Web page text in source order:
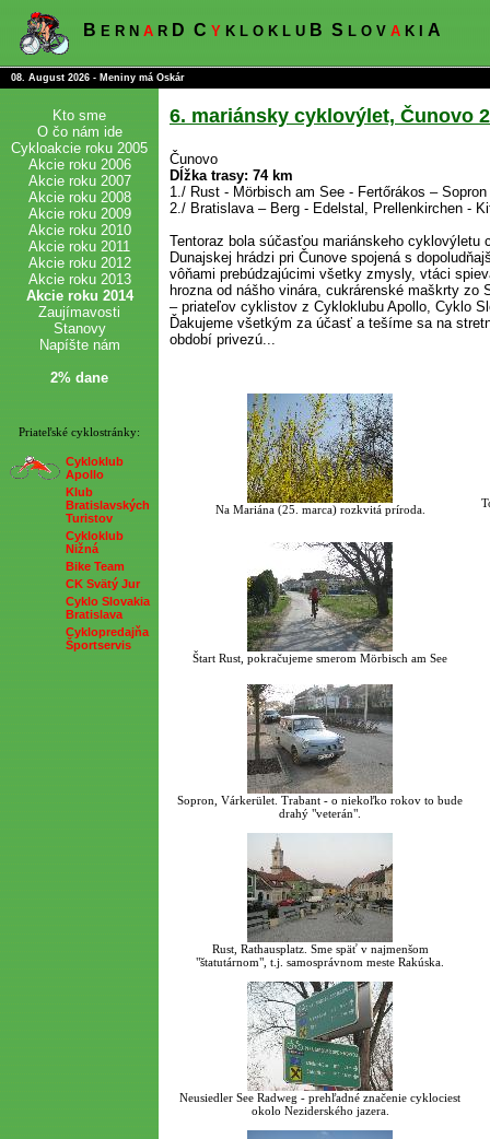
B E R N A R D C Y K L O K L U B S L O V A K I A
08. August 2026 - Meniny má Oskár
Kto sme
O čo nám ide
Cykloakcie roku 2005
Akcie roku 2006
Akcie roku 2007
Akcie roku 2008
Akcie roku 2009
Akcie roku 2010
Akcie roku 2011
Akcie roku 2012
Akcie roku 2013
Akcie roku 2014
Zaujímavosti
Stanovy
Napíšte nám
2% dane
Priateľské cyklostránky:
Cykloklub
Apollo
Klub
Bratislavských
Turistov
Cykloklub
Nižná
Bike Team
CK Svätý Jur
Cyklo Slovakia
Bratislava
Cyklopredajňa
Športservis
6. mariánsky cyklovýlet, Čunovo
Čunovo
Dĺžka trasy: 74 km
1./ Rust - Mörbisch am See - Fertőrákos –
2./ Bratislava – Berg - Edelstal, Prellenkirchen -
Tentoraz bola súčasťou mariánskeho
Dunajskej hrádzi pri Čunove spojená s
vôňami prebúdzajúcimi všetky zmysly, vtáci
hrozna od nášho vinára, cukrárenské maškrty
– priateľov cyklistov z Cykloklubu Apollo, Cyklo
Ďakujeme všetkým za účasť a tešíme sa na
období privezú...
Na Mariána (25. marca) rozkvitá príroda.
Štart Rust, pokračujeme smerom Mörbisch am See
Sopron, Várkerület. Trabant - o niekoľko rokov to bude
drahý "veterán".
Rust, Rathausplatz. Sme späť v najmenšom
"štatutárnom", t.j. samosprávnom meste Rakúska.
Neusiedler See Radweg - prehľadné značenie cyklociest
okolo Neziderského jazera.